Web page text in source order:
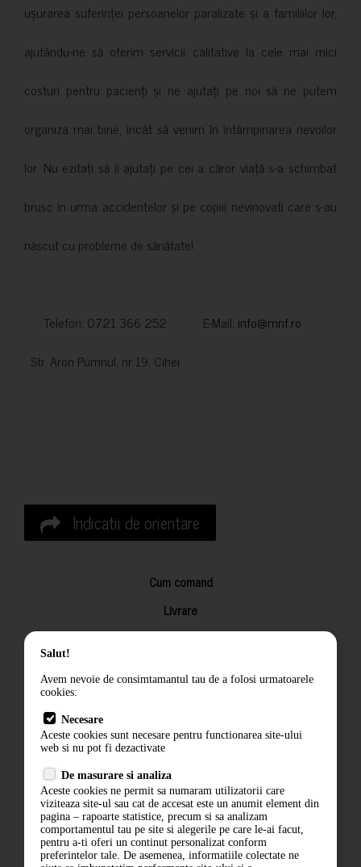
ușurarea suferinței persoanelor paralizate și a familiilor lor,
ajutându-ne să oferim servicii calitative la cele mai mici
costuri pentru pacienți și ne ajutați pe noi să ne putem
organiza mai bine, încât să venim în întâmpinarea nevoilor
lor. Nu ezitați să îi ajutați pe cei a căror viață s-a schimbat
brusc în urma accidentelor și pe copiii nevinovati care s-au
născut cu probleme de sănătate!
Telefon: 0721 366 252 E-Mail: info@mnf.ro
Str. Aron Pumnul, nr 19, Cihei
Indicatii de orientare
Cum comand
Livrare
Returnarea produselor
Termeni si conditii
Politica de confidentialitate
ANPC
Salut!
Avem nevoie de consimtamantul tau de a folosi urmatoarele
cookies:
Necesare
Aceste cookies sunt necesare pentru functionarea site-ului
web si nu pot fi dezactivate
De masurare si analiza
Aceste cookies ne permit sa numaram utilizatorii care
viziteaza site-ul sau cat de accesat este un anumit element din
pagina – rapoarte statistice, precum si sa analizam
comportamentul tau pe site si alegerile pe care le-ai facut,
pentru a-ti oferi un continut personalizat conform
preferintelor tale. De asemenea, informatiile colectate ne